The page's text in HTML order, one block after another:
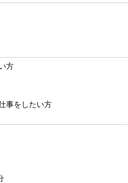
方
事をしたい方